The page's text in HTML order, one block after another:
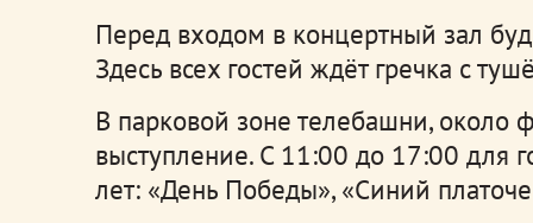
Перед входом в концертный зал
Здесь всех гостей ждёт гречка с
В парковой зоне телебашни, около
выступление. С 11:00 до 17:00 для
лет: «День Победы», «Синий